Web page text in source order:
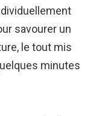
savourer un
le tout mis
minutes